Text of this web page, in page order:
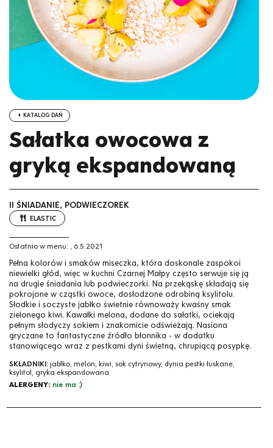
KATALOG DAŃ
Sałatka owocowa z
gryką ekspandowaną
II ŚNIADANIE, PODWIECZOREK
ELASTIC
Ostatnio w menu: , 6.5.2021
Pełna kolorów i smaków miseczka, która doskonale zaspokoi
niewielki głód, więc w kuchni Czarnej Małpy często serwuje się ją
na drugie śniadania lub podwieczorki. Na przekąskę składają się
pokrojone w cząstki owoce, dosłodzone odrobiną ksylitolu.
Słodkie i soczyste jabłko świetnie równoważy kwaśny smak
zielonego kiwi. Kawałki melona, dodane do sałatki, ociekają
pełnym słodyczy sokiem i znakomicie odświeżają. Nasiona
gryczane to fantastyczne źródło błonnika - w dodatku
stanowiącego wraz z pestkami dyni świetną, chrupiącą posypkę.
SKŁADNIKI: jabłko, melon, kiwi, sok cytrynowy, dynia pestki łuskane,
ksylitol, gryka ekspandowana
ALERGENY: nie ma :)